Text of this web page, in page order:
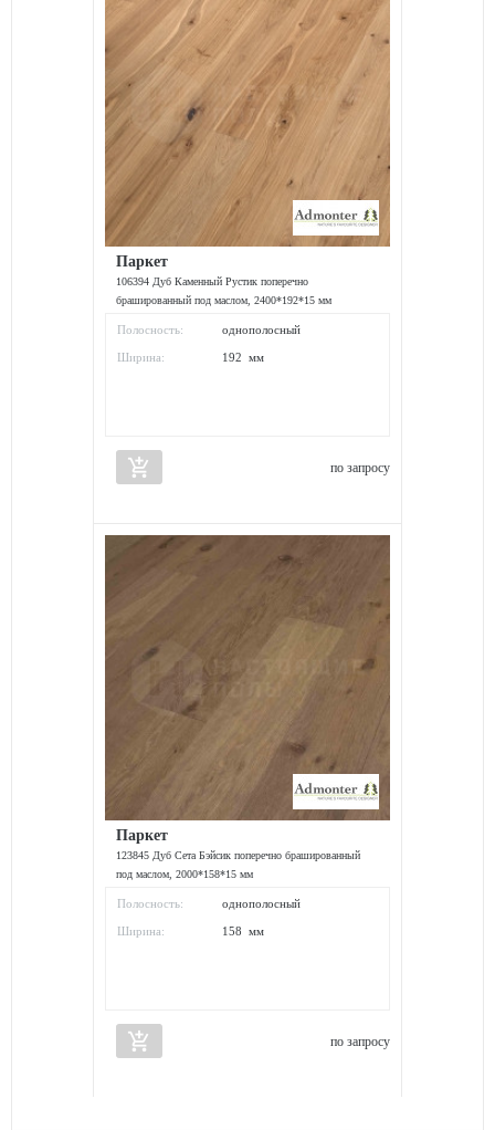
Паркет
106394 Дуб Каменный Рустик поперечно
брашированный под маслом, 2400*192*15 мм
Полосность: однополосный
Ширина: 192 мм
add_shopping_cart по запросу
Паркет
123845 Дуб Сета Бэйсик поперечно брашированный
под маслом, 2000*158*15 мм
Полосность: однополосный
Ширина: 158 мм
add_shopping_cart по запросу